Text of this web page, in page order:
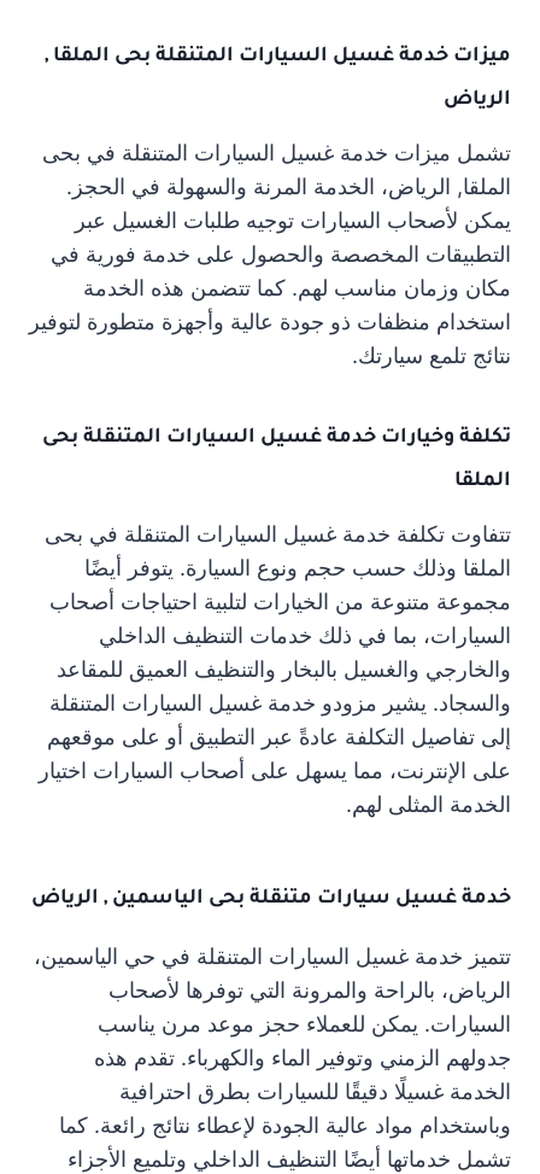
ميزات خدمة غسيل السيارات المتنقلة بحى الملقا ,
الرياض
تشمل ميزات خدمة غسيل السيارات المتنقلة في بحى
الملقا, الرياض، الخدمة المرنة والسهولة في الحجز.
يمكن لأصحاب السيارات توجيه طلبات الغسيل عبر
التطبيقات المخصصة والحصول على خدمة فورية في
مكان وزمان مناسب لهم. كما تتضمن هذه الخدمة
استخدام منظفات ذو جودة عالية وأجهزة متطورة لتوفير
نتائج تلمع سيارتك.
تكلفة وخيارات خدمة غسيل السيارات المتنقلة بحى
الملقا
تتفاوت تكلفة خدمة غسيل السيارات المتنقلة في بحى
الملقا وذلك حسب حجم ونوع السيارة. يتوفر أيضًا
مجموعة متنوعة من الخيارات لتلبية احتياجات أصحاب
السيارات، بما في ذلك خدمات التنظيف الداخلي
والخارجي والغسيل بالبخار والتنظيف العميق للمقاعد
والسجاد. يشير مزودو خدمة غسيل السيارات المتنقلة
إلى تفاصيل التكلفة عادةً عبر التطبيق أو على موقعهم
على الإنترنت، مما يسهل على أصحاب السيارات اختيار
الخدمة المثلى لهم.
خدمة غسيل سيارات متنقلة بحى الياسمين , الرياض
تتميز خدمة غسيل السيارات المتنقلة في حي الياسمين،
الرياض، بالراحة والمرونة التي توفرها لأصحاب
السيارات. يمكن للعملاء حجز موعد مرن يناسب
جدولهم الزمني وتوفير الماء والكهرباء. تقدم هذه
الخدمة غسيلًا دقيقًا للسيارات بطرق احترافية
وباستخدام مواد عالية الجودة لإعطاء نتائج رائعة. كما
تشمل خدماتها أيضًا التنظيف الداخلي وتلميع الأجزاء